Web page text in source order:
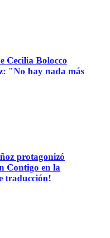
Cecilia Bolocco
"No hay nada más
protagonizó
Contigo en la
traducción!